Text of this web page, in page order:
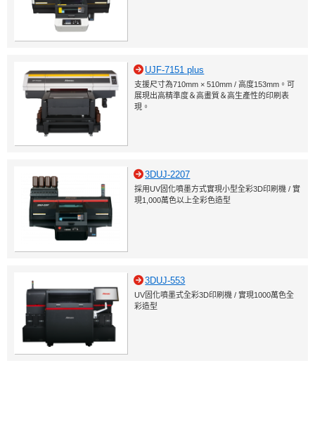
UJF-7151 plus
支援尺寸為710mm × 510mm / 高度153mm。可
展現出高精準度＆高畫質＆高生產性的印刷表
現。
3DUJ-2207
採用UV固化噴墨方式實現小型全彩3D印刷機 / 實
現1,000萬色以上全彩色造型
3DUJ-553
UV固化噴墨式全彩3D印刷機 / 實現1000萬色全
彩造型